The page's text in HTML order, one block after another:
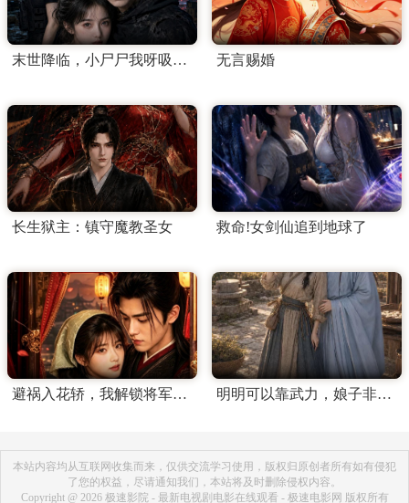
末世降临，小尸尸我呀吸吸吸 无言赐婚
长生狱主：镇守魔教圣女 救命!女剑仙追到地球了
避祸入花轿，我解锁将军独宠剧本 明明可以靠武力，娘子非要靠脑子
本站内容均从互联网收集而来，仅供交流学习使用，版权归原创者所有如有侵犯
了您的权益，尽请通知我们，本站将及时删除侵权内容。
Copyright @ 2026 极速影院 - 最新电视剧电影在线观看 - 极速电影网 版权所有